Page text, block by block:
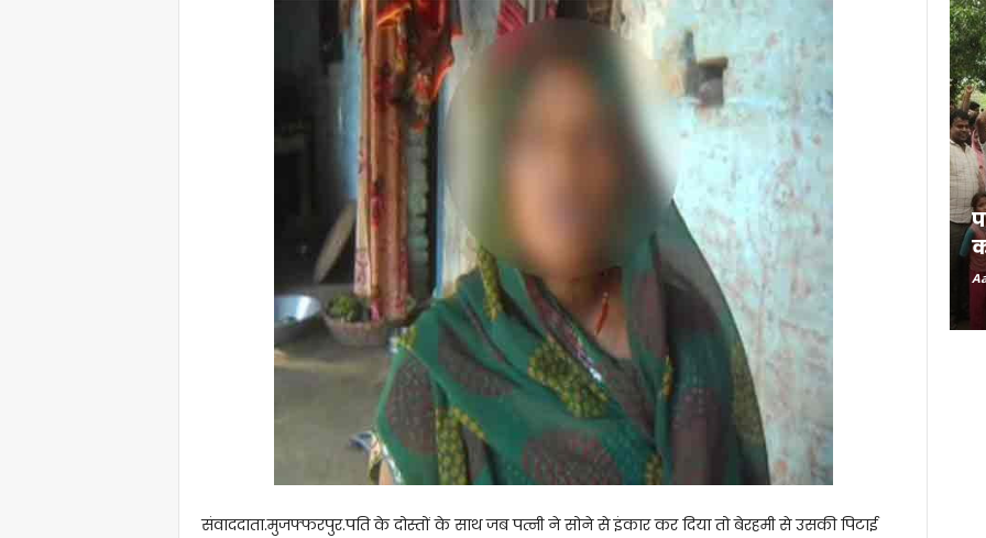
संवाददाता.मुजफ्फरपुर.पति के दोस्तों के साथ जब पत्नी ने सोने से इंकार कर दिया तो बेरहमी से उसकी पिटाई